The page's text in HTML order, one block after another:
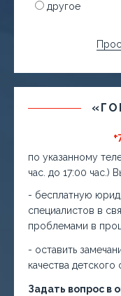
другое
по указанному
час. до 17:00 час.)
- бесплатную
специалистов в
проблемами в
- оставить
качества
Задать вопрос в